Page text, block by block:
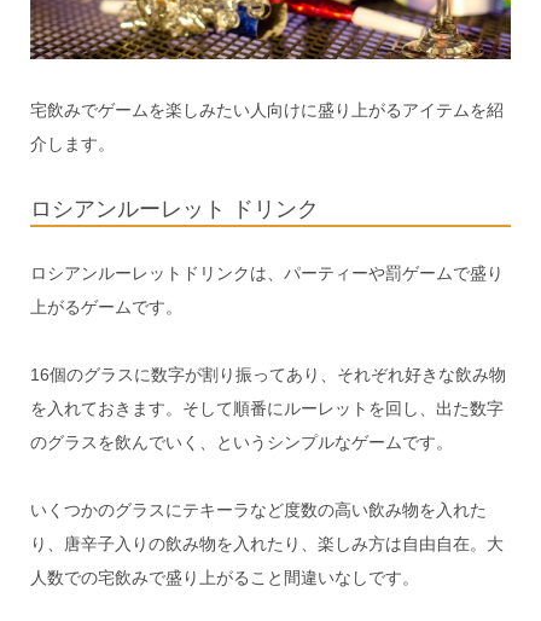
宅飲みでゲームを楽しみたい人向けに盛り上がるアイテムを紹
介します。
ロシアンルーレット ドリンク
ロシアンルーレットドリンクは、パーティーや罰ゲームで盛り
上がるゲームです。
16個のグラスに数字が割り振ってあり、それぞれ好きな飲み物
を入れておきます。そして順番にルーレットを回し、出た数字
のグラスを飲んでいく、というシンプルなゲームです。
いくつかのグラスにテキーラなど度数の高い飲み物を入れた
り、唐辛子入りの飲み物を入れたり、楽しみ方は自由自在。大
人数での宅飲みで盛り上がること間違いなしです。